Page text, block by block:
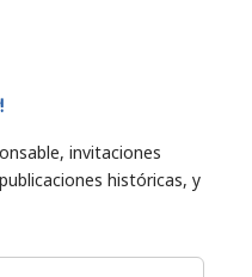
invitaciones
históricas, y